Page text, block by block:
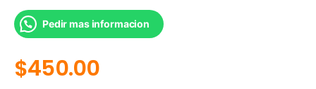
Pedir mas informacion
$450.00